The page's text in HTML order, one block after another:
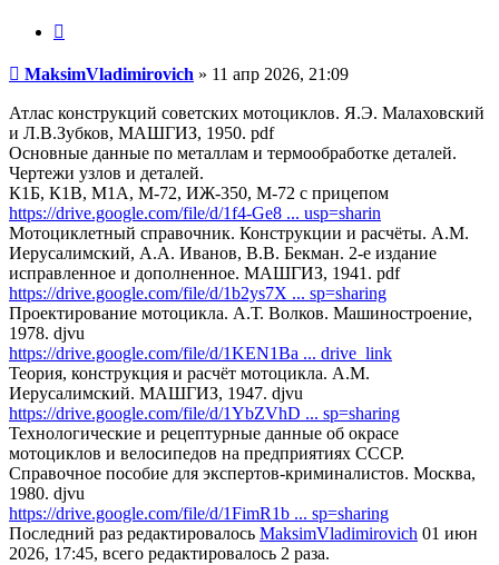
Сообщение
MaksimVladimirovich » 11 апр 2026, 21:09
Атлас конструкций советских мотоциклов. Я.Э. Малаховский
и Л.В.Зубков, МАШГИЗ, 1950. pdf
Основные данные по металлам и термообработке деталей.
Чертежи узлов и деталей.
К1Б, К1В, М1А, М-72, ИЖ-350, М-72 с прицепом
https://drive.google.com/file/d/1f4-Ge8 ... usp=sharin
Мотоциклетный справочник. Конструкции и расчёты. А.М.
Иерусалимский, А.А. Иванов, В.В. Бекман. 2-е издание
исправленное и дополненное. МАШГИЗ, 1941. pdf
https://drive.google.com/file/d/1b2ys7X ... sp=sharing
Проектирование мотоцикла. А.Т. Волков. Машиностроение,
1978. djvu
https://drive.google.com/file/d/1KEN1Ba ... drive_link
Теория, конструкция и расчёт мотоцикла. А.М.
Иерусалимский. МАШГИЗ, 1947. djvu
https://drive.google.com/file/d/1YbZVhD ... sp=sharing
Технологические и рецептурные данные об окрасе
мотоциклов и велосипедов на предприятиях СССР.
Справочное пособие для экспертов-криминалистов. Москва,
1980. djvu
https://drive.google.com/file/d/1FimR1b ... sp=sharing
Последний раз редактировалось MaksimVladimirovich 01 июн
2026, 17:45, всего редактировалось 2 раза.